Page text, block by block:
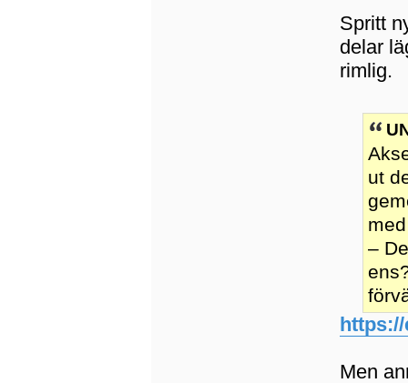
Spritt
delar
rimlig.
ut
–
https://
Men